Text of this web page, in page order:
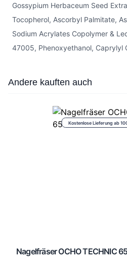
Gossypium Herbaceum Seed
Tocopherol, Ascorbyl Palmitate,
Sodium Acrylates Copolymer &
47005, Phenoxyethanol, Caprylyl
Press to skip carousel
Andere kauften auch
Kostenlose Lieferung ab
Nagelfräser OCHO TECHNIC